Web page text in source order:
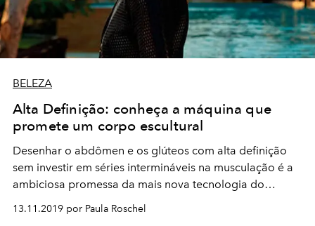
BELEZA
Alta Definição: conheça a máquina que
promete um corpo escultural
Desenhar o abdômen e os glúteos com alta definição
sem investir em séries intermináveis na musculação é a
ambiciosa promessa da mais nova tecnologia do
mercado da beleza
13.11.2019 por Paula Roschel